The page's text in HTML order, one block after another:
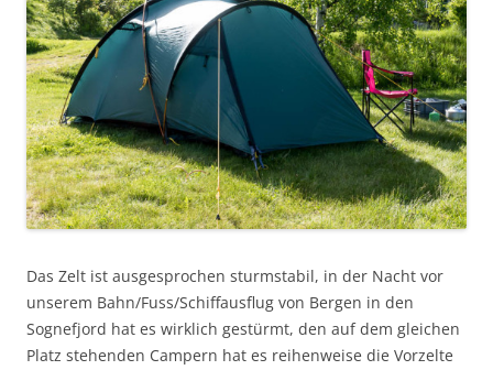
Das Zelt ist ausgesprochen sturmstabil, in der Nacht vor
unserem Bahn/Fuss/Schiffausflug von Bergen in den
Sognefjord hat es wirklich gestürmt, den auf dem gleichen
Platz stehenden Campern hat es reihenweise die Vorzelte